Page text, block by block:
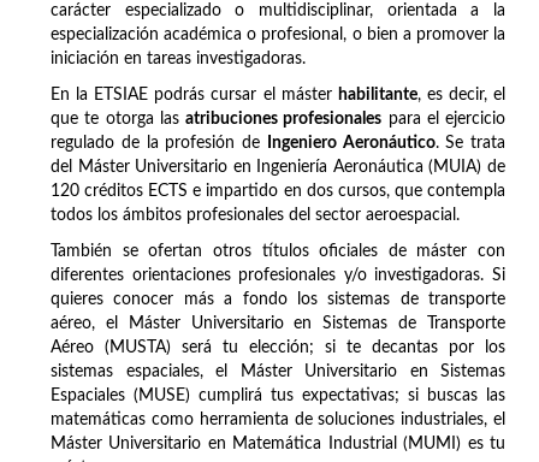
carácter especializado o multidisciplinar, orientada a la
especialización académica o profesional, o bien a promover la
iniciación en tareas investigadoras.
En la ETSIAE podrás cursar el máster habilitante, es decir, el
que te otorga las atribuciones profesionales para el ejercicio
regulado de la profesión de
Ingeniero Aeronáutico. Se trata
del Máster Universitario en Ingeniería Aeronáutica (MUIA) de
120 créditos ECTS e impartido en dos cursos, que contempla
todos los ámbitos profesionales del sector aeroespacial.
También se ofertan otros títulos oficiales de máster con
diferentes orientaciones profesionales y/o investigadoras. Si
quieres conocer más a fondo los sistemas de transporte
aéreo, el Máster Universitario en Sistemas de Transporte
Aéreo (MUSTA) será tu elección; si te decantas por los
sistemas espaciales, el Máster Universitario en Sistemas
Espaciales (MUSE) cumplirá tus expectativas; si buscas las
matemáticas como herramienta de soluciones industriales, el
Máster Universitario en Matemática Industrial (MUMI) es tu